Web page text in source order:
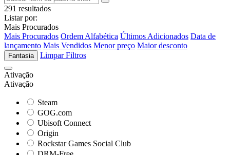
291 resultados
Listar por:
Mais Procurados
Mais Procurados Ordem Alfabética Últimos Adicionados Data de
lançamento Mais Vendidos Menor preço Maior desconto
Fantasia Limpar Filtros
Ativação
Ativação
Steam
GOG.com
Ubisoft Connect
Origin
Rockstar Games Social Club